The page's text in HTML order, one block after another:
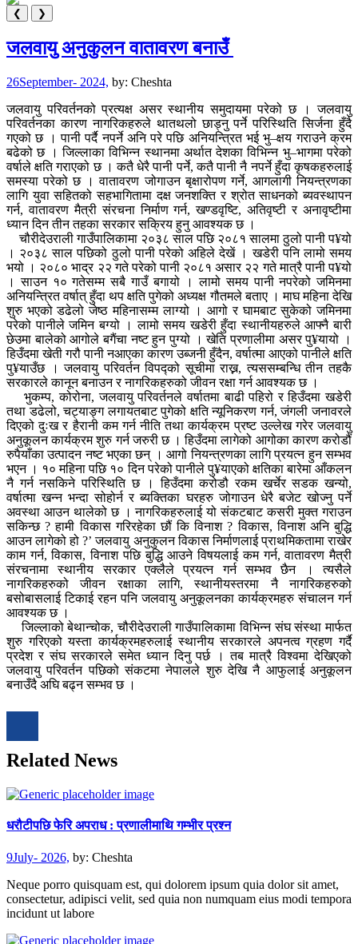
❮ ❯
जलवायु अनुकुलन वातावरण बनाउँ
26September- 2024, by: Cheshta
जलवायु परिवर्तनको प्रत्यक्ष असर स्थानीय समुदायमा परेको छ । जलवायु
परिवर्तनका कारण नागरिकहरुले थातथलो छाड्नु पर्ने परिस्थिति सिर्जना हुँदै
गएको छ । पानी पर्दै नपर्ने अनि परे पछि अनियन्त्रित भई भु–क्षय गराउने क्रम
बढेको छ । जिल्लाका विभिन्न स्थानमा अर्थात देशका विभिन्न भु–भागमा परेको
वर्षाले क्षति गराएको छ । कतै धेरै पानी पर्ने, कतै पानी नै नपर्ने हुँदा कृषकहरुलाई
समस्या परेको छ । वातावरण जोगाउन बृक्षारोपण गर्ने, आगलागी नियन्त्रणका
लागि युवा सहितको सहभागितामा दक्ष जनशक्ति र श्रोत साधनको ब्यवस्थापन
गर्न, वातावरण मैत्री संरचना निर्माण गर्न, खण्डवृष्टि, अतिवृष्टी र अनावृष्टीमा
ध्यान दिन तीन तहका सरकार सक्रिय हुनु आवश्यक छ ।
चौरीदेउराली गाउँपालिकामा २०३८ साल पछि २०८१ सालमा ठुलो पानी प¥यो
। २०३८ साल पछिको ठुलो पानी परेको अहिले देखें । खडेरी पनि लामो समय
भयो । २०८० भाद्र २२ गते परेको पानी २०८१ असार २२ गते मात्रै पानी प¥यो
। साउन १० गतेसम्म सबै गाउँ बगायो । लामो समय पानी नपरेको जमिनमा
अनियन्त्रित वर्षात् हुँदा थप क्षति पुगेको अध्यक्ष गौतमले बताए । माघ महिना देखि
शुरु भएको डढेलो जेष्ठ महिनासम्म लाग्यो । आगो र घामबाट सुकेको जमिनमा
परेको पानीले जमिन बग्यो । लामो समय खडेरी हुँदा स्थानीयहरुले आफ्नै बारी
छेउमा बालेको आगोले बगैंचा नष्ट हुन पुग्यो । खेति प्रणालीमा असर पु¥यायो ।
हिउँदमा खेती गरौ पानी नआएका कारण उब्जनी हुँदैन, वर्षात्मा आएको पानीले क्षति
पु¥याउँछ । जलवायु परिवर्तन विपद्को सूचीमा राख्न, त्यससम्बन्धि तीन तहकै
सरकारले कानून बनाउन र नागरिकहरुको जीवन रक्षा गर्न आवश्यक छ ।
भुकम्प, कोरोना, जलवायु परिवर्तनले वर्षातमा बाढी पहिरो र हिउँदमा खडेरी
तथा डढेलो, चट्याङ्ग लगायतबाट पुगेको क्षति न्यूनिकरण गर्न, जंगली जनावरले
दिएको दुःख र हैरानी कम गर्न नीति तथा कार्यक्रम प्रष्ट उल्लेख गरेर जलवायु
अनुकूलन कार्यक्रम शुरु गर्न जरुरी छ । हिउँदमा लागेको आगोका कारण करोडौं
रुपैयाँका उत्पादन नष्ट भएका छन् । आगो नियन्त्रणका लागि प्रयत्न हुन सम्भव
भएन । १० महिना पछि १० दिन परेको पानीले पु¥याएको क्षतिका बारेमा आँकलन
नै गर्न नसकिने परिस्थिति छ । हिउँदमा करोडौ रकम खर्चेर सडक खन्यो,
वर्षात्मा खन्न भन्दा सोहोर्न र ब्यक्तिका घरहरु जोगाउन धेरै बजेट खोज्नु पर्ने
अवस्था आउन थालेको छ । नागरिकहरुलाई यो संकटबाट कसरी मुक्त गराउन
सकिन्छ ? हामी विकास गरिरहेका छौं कि विनाश ? विकास, विनाश अनि बुद्धि
आउन लागेको हो ?’ जलवायु अनुकुलन विकास निर्माणलाई प्राथमिकतामा राखेर
काम गर्न, विकास, विनाश पछि बुद्धि आउने विषयलाई कम गर्न, वातावरण मैत्री
संरचनामा स्थानीय सरकार एक्लैले प्रयत्न गर्न सम्भव छैन । त्यसैले
नागरिकहरुको जीवन रक्षाका लागि, स्थानीयस्तरमा नै नागरिकहरुको
बसोबासलाई टिकाई रहन पनि जलवायु अनुकूलनका कार्यक्रमहरु संचालन गर्न
आवश्यक छ ।
जिल्लाको बेथान्चोक, चौरीदेउराली गाउँपालिकामा विभिन्न संघ संस्था मार्फत
शुरु गरिएको यस्ता कार्यक्रमहरुलाई स्थानीय सरकारले अपनत्व ग्रहण गर्दै
प्रदेश र संघ सरकारले समेत ध्यान दिनु पर्छ । तब मात्रै विश्वमा देखिएको
जलवायु परिवर्तन पछिको संकटमा नेपालले शुरु देखि नै आफुलाई अनुकूलन
बनाउँदै अघि बढ्न सम्भव छ ।
Related News
धरौटीपछि फेरि अपराध : प्रणालीमाथि गम्भीर प्रश्न
9July- 2026, by: Cheshta
Neque porro quisquam est, qui dolorem ipsum quia dolor sit amet,
consectetur, adipisci velit, sed quia non numquam eius modi tempora
incidunt ut labore